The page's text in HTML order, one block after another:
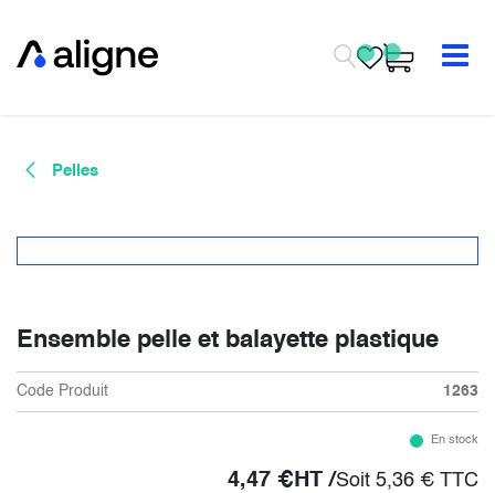
Pelles
Ensemble pelle et balayette plastique
Code Produit 1263
En stock
4,47 €HT /Soit 5,36 € TTC